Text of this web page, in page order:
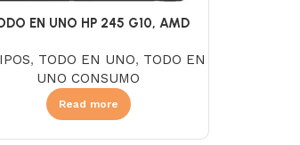
EN UNO HP 245 G10, AMD
NO DVD, Pantalla 23.8″ FHD LED,
FreeDOS, Negro
, TODO EN UNO, TODO EN
UNO CONSUMO
Read more